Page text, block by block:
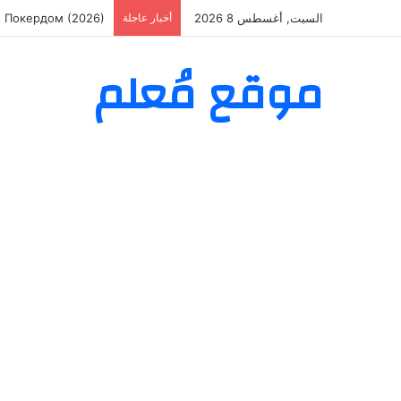
السبت, أغسطس 8 2026 أخبار عاجلة Покердом (2026)
موقع مُعلم